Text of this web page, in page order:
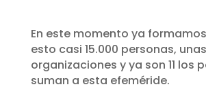
En este momento ya
esto casi 15.000 personas, unas
organizaciones y ya son 11 los
suman a esta efeméride.